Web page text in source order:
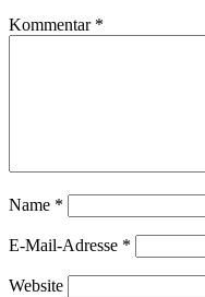
Kommentar *
Name *
E-Mail-Adresse *
Website